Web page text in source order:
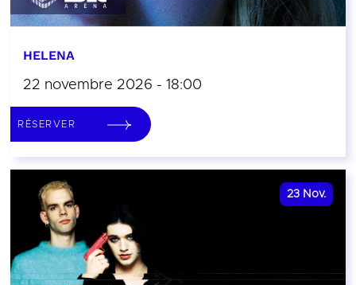
HELENA
22 novembre 2026 - 18:00
RÉSERVER
23 Nov.